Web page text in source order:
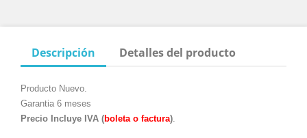
Descripción Detalles del producto
Producto Nuevo.
Garantia 6 meses
Precio Incluye IVA (boleta o factura)